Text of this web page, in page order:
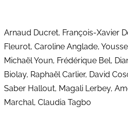
Arnaud Ducret, François-Xavier
Fleurot, Caroline Anglade,
Michaël Youn, Frédérique Bel,
Biolay, Raphaël Carlier, David
Saber Hallout, Magali Lerbey,
Marchal, Claudia Tagbo